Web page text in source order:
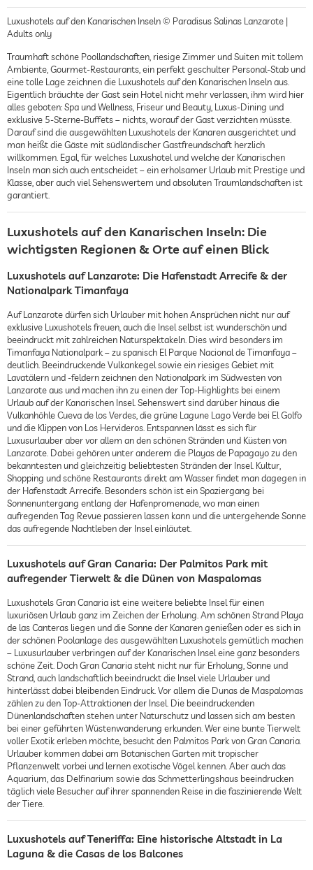
Luxushotels auf den Kanarischen Inseln © Paradisus Salinas Lanzarote |
Adults only
Traumhaft schöne Poollandschaften, riesige Zimmer und Suiten mit tollem
Ambiente, Gourmet-Restaurants, ein perfekt geschulter Personal-Stab und
eine tolle Lage zeichnen die Luxushotels auf den Kanarischen Inseln aus.
Eigentlich bräuchte der Gast sein Hotel nicht mehr verlassen, ihm wird hier
alles geboten: Spa und Wellness, Friseur und Beauty, Luxus-Dining und
exklusive 5-Sterne-Buffets – nichts, worauf der Gast verzichten müsste.
Darauf sind die ausgewählten Luxushotels der Kanaren ausgerichtet und
man heißt die Gäste mit südländischer Gastfreundschaft herzlich
willkommen. Egal, für welches Luxushotel und welche der Kanarischen
Inseln man sich auch entscheidet – ein erholsamer Urlaub mit Prestige und
Klasse, aber auch viel Sehenswertem und absoluten Traumlandschaften ist
garantiert.
Luxushotels auf den Kanarischen Inseln: Die
wichtigsten Regionen & Orte auf einen Blick
Luxushotels auf Lanzarote: Die Hafenstadt Arrecife & der
Nationalpark Timanfaya
Auf Lanzarote dürfen sich Urlauber mit hohen Ansprüchen nicht nur auf
exklusive Luxushotels freuen, auch die Insel selbst ist wunderschön und
beeindruckt mit zahlreichen Naturspektakeln. Dies wird besonders im
Timanfaya Nationalpark – zu spanisch El Parque Nacional de Timanfaya –
deutlich. Beeindruckende Vulkankegel sowie ein riesiges Gebiet mit
Lavatälern und -feldern zeichnen den Nationalpark im Südwesten von
Lanzarote aus und machen ihn zu einen der Top-Highlights bei einem
Urlaub auf der Kanarischen Insel. Sehenswert sind darüber hinaus die
Vulkanhöhle Cueva de los Verdes, die grüne Lagune Lago Verde bei El Golfo
und die Klippen von Los Hervideros. Entspannen lässt es sich für
Luxusurlauber aber vor allem an den schönen Stränden und Küsten von
Lanzarote. Dabei gehören unter anderem die Playas de Papagayo zu den
bekanntesten und gleichzeitig beliebtesten Stränden der Insel. Kultur,
Shopping und schöne Restaurants direkt am Wasser findet man dagegen in
der Hafenstadt Arrecife. Besonders schön ist ein Spaziergang bei
Sonnenuntergang entlang der Hafenpromenade, wo man einen
aufregenden Tag Revue passieren lassen kann und die untergehende Sonne
das aufregende Nachtleben der Insel einläutet.
Luxushotels auf Gran Canaria: Der Palmitos Park mit
aufregender Tierwelt & die Dünen von Maspalomas
Luxushotels Gran Canaria ist eine weitere beliebte Insel für einen
luxuriösen Urlaub ganz im Zeichen der Erholung. Am schönen Strand Playa
de las Canteras liegen und die Sonne der Kanaren genießen oder es sich in
der schönen Poolanlage des ausgewählten Luxushotels gemütlich machen
– Luxusurlauber verbringen auf der Kanarischen Insel eine ganz besonders
schöne Zeit. Doch Gran Canaria steht nicht nur für Erholung, Sonne und
Strand, auch landschaftlich beeindruckt die Insel viele Urlauber und
hinterlässt dabei bleibenden Eindruck. Vor allem die Dunas de Maspalomas
zählen zu den Top-Attraktionen der Insel. Die beeindruckenden
Dünenlandschaften stehen unter Naturschutz und lassen sich am besten
bei einer geführten Wüstenwanderung erkunden. Wer eine bunte Tierwelt
voller Exotik erleben möchte, besucht den Palmitos Park von Gran Canaria.
Urlauber kommen dabei am Botanischen Garten mit tropischer
Pflanzenwelt vorbei und lernen exotische Vögel kennen. Aber auch das
Aquarium, das Delfinarium sowie das Schmetterlingshaus beeindrucken
täglich viele Besucher auf ihrer spannenden Reise in die faszinierende Welt
der Tiere.
Luxushotels auf Teneriffa: Eine historische Altstadt in La
Laguna & die Casas de los Balcones